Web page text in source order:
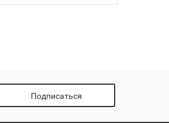
Подписаться